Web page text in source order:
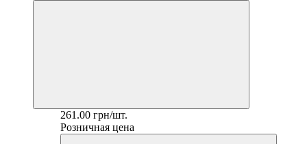
261.00 грн/шт.
Розничная цена